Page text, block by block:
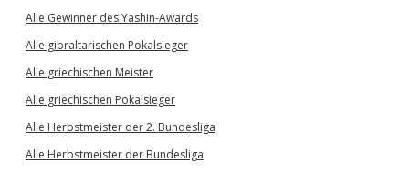
Alle Gewinner des Yashin-Awards
Alle gibraltarischen Pokalsieger
Alle griechischen Meister
Alle griechischen Pokalsieger
Alle Herbstmeister der 2. Bundesliga
Alle Herbstmeister der Bundesliga